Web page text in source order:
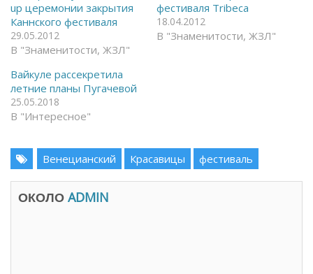
a
c
e
b
o
(
О
т
к
р
ы
я
в
о
в
T
e
g
a
m
(
к
е
т
с
я
в
up церемонии закрытия
Каннского фестиваля
29.05.2012
В "Знаменитости, ЖЗЛ"
фестиваля Tribeca
18.04.2012
В "Знаменитости, ЖЗЛ"
Вайкуле рассекретила
летние планы Пугачевой
25.05.2018
В "Интересное"
Венецианский Красавицы фестиваль
ОКОЛО ADMIN